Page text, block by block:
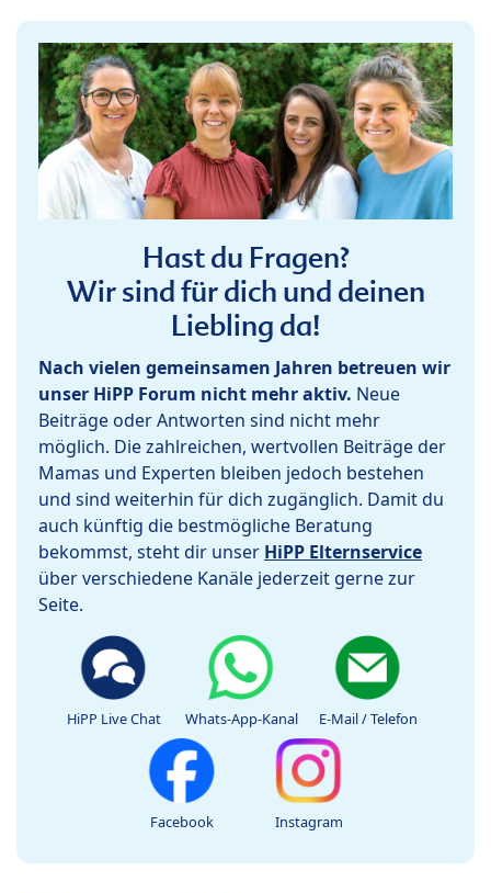
Hast du Fragen?
Wir sind für dich und deinen
Liebling da!
Nach vielen gemeinsamen Jahren betreuen wir
unser HiPP Forum nicht mehr aktiv. Neue
Beiträge oder Antworten sind nicht mehr
möglich. Die zahlreichen, wertvollen Beiträge der
Mamas und Experten bleiben jedoch bestehen
und sind weiterhin für dich zugänglich. Damit du
auch künftig die bestmögliche Beratung
bekommst, steht dir unser HiPP Elternservice
über verschiedene Kanäle jederzeit gerne zur
Seite.
HiPP Live Chat Whats-App-Kanal E-Mail / Telefon
Facebook Instagram